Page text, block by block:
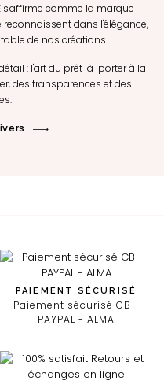
s'affirme comme la marque
dans l'élégance,
de nos créations.
détail : l'art du prêt-à-porter à la
des transparences et des
PAIEMENT SÉCURISÉ
Paiement sécurisé CB -
PAYPAL - ALMA